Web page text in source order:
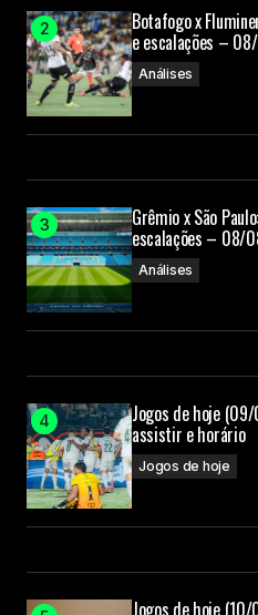
Botafogo x
e escalações –
Análises
Grêmio x São
escalações – 08/
Análises
Jogos de hoje
assistir e horário
Jogos de hoje
Jogos de hoje